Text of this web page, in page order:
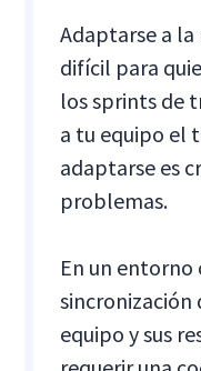
Adaptarse a
difícil para
los sprints de
a tu equipo el
adaptarse es
problemas.
En un
equipo y sus